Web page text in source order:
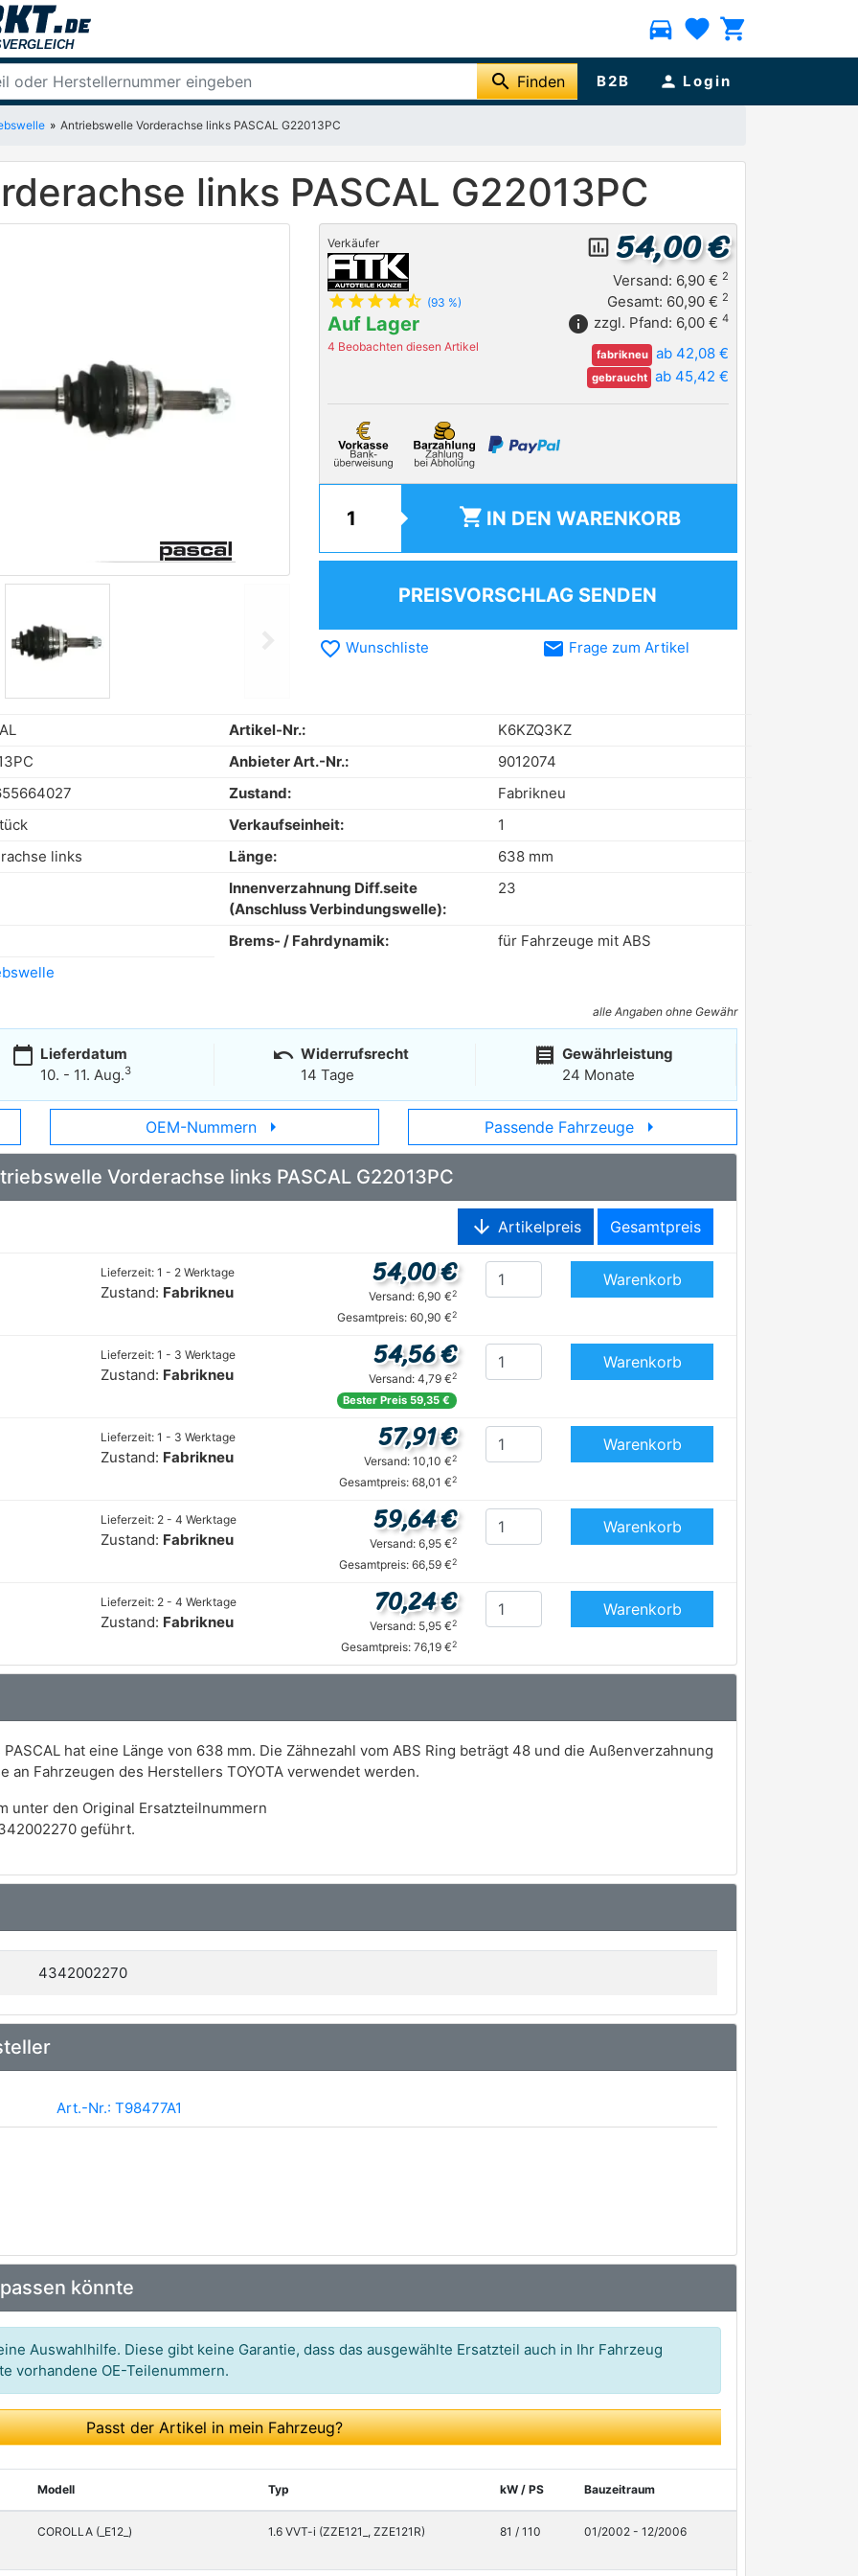
directions_car favorite shopping_cart
search Finden B2B person Login
Antriebswelle Vorderachse links PASCAL G22013PC
links PASCAL G22013PC
Verkäufer
star star star star star_half (93 %)
Auf Lager
4 Beobachten diesen Artikel
insert_chart_outlined 54,00 €
Versand: 6,90 € 2
Gesamt: 60,90 € 2
info zzgl. Pfand: 6,00 € 4
fabrikneu ab 42,08 €
gebraucht ab 45,42 €
shopping_cart IN DEN WARENKORB
PREISVORSCHLAG SENDEN
favorite_border Wunschliste email Frage zum Artikel
Artikel-Nr.:
K6KZQ3KZ
Anbieter Art.-Nr.:
9012074
Zustand:
Fabrikneu
Verkaufseinheit:
1
links Länge:
638 mm
Innenverzahnung Diff.seite
(Anschluss Verbindungswelle):
23
Brems- / Fahrdynamik:
für Fahrzeuge mit ABS
alle Angaben ohne Gewähr
calendar_today Lieferdatum
10. - 11. Aug.3
undo Widerrufsrecht
14 Tage
receipt Gewährleistung
24 Monate
OEM-Nummern arrow_right Passende Fahrzeuge arrow_right
Vorderachse links PASCAL G22013PC
arrow_downward Artikelpreis Gesamtpreis
Lieferzeit: 1 - 2 Werktage
Zustand: Fabrikneu
54,00 €
Versand: 6,90 €2
Gesamtpreis: 60,90 €2
Warenkorb
Lieferzeit: 1 - 3 Werktage
Zustand: Fabrikneu
54,56 €
Versand: 4,79 €2
Bester Preis 59,35 €
Warenkorb
Lieferzeit: 1 - 3 Werktage
Zustand: Fabrikneu
57,91 €
Versand: 10,10 €2
Gesamtpreis: 68,01 €2
Warenkorb
Lieferzeit: 2 - 4 Werktage
Zustand: Fabrikneu
59,64 €
Versand: 6,95 €2
Gesamtpreis: 66,59 €2
Warenkorb
Lieferzeit: 2 - 4 Werktage
Zustand: Fabrikneu
70,24 €
Versand: 5,95 €2
Gesamtpreis: 76,19 €2
Warenkorb
hat eine Länge von 638 mm. Die Zähnezahl vom ABS Ring beträgt 48 und die Außenverzahnung
an Fahrzeugen des Herstellers TOYOTA verwendet werden.
unter den Original Ersatzteilnummern
geführt.
4342002270
Art.-Nr.: T98477A1
könnte
Auswahlhilfe. Diese gibt keine Garantie, dass das ausgewählte Ersatzteil auch in Ihr Fahrzeug
vorhandene OE-Teilenummern.
Passt der Artikel in mein Fahrzeug?
Modell Typ kW / PS Bauzeitraum
COROLLA (_E12_) 1.6 VVT-i (ZZE121_, ZZE121R) 81 / 110 01/2002 - 12/2006